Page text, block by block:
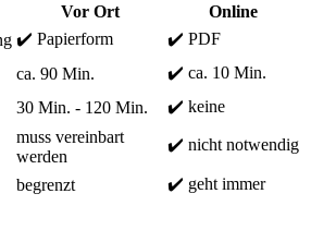
Vor Ort
Online
✔️ Papierform
✔️ PDF
ca. 90 Min.
✔️ ca. 10 Min.
30 Min. - 120 Min. ✔️ keine
muss vereinbart
werden
✔️ nicht notwendig
begrenzt ✔️ geht immer